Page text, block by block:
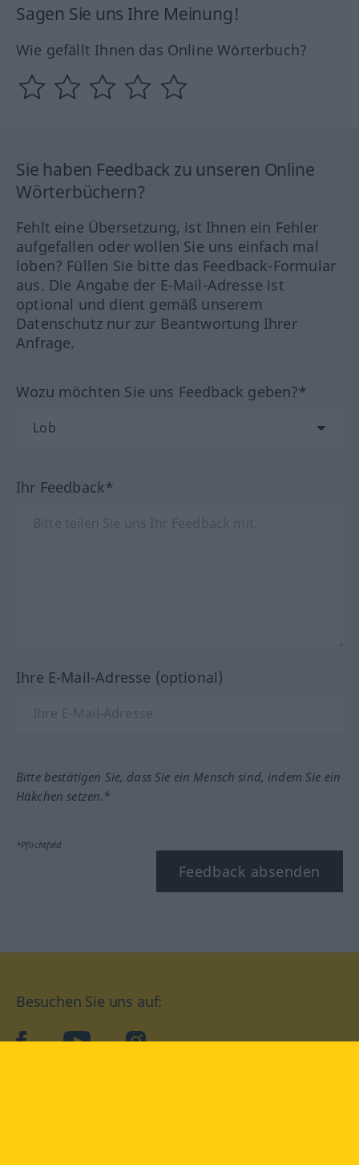
Sagen Sie uns Ihre Meinung!
Wie gefällt Ihnen das Online Wörterbuch?
Sie haben Feedback zu unseren Online
Wörterbüchern?
Fehlt eine Übersetzung, ist Ihnen ein Fehler
aufgefallen oder wollen Sie uns einfach mal
loben? Füllen Sie bitte das Feedback-Formular
aus. Die Angabe der E-Mail-Adresse ist
optional und dient gemäß unserem
Datenschutz nur zur Beantwortung Ihrer
Anfrage.
Wozu möchten Sie uns Feedback geben?*
Ihr Feedback*
Ihre E-Mail-Adresse (optional)
Bitte bestätigen Sie, dass Sie ein Mensch sind, indem Sie ein
Häkchen setzen.*
*Pflichtfeld
Feedback absenden
Besuchen Sie uns auf:
facebookYouTube Instagram